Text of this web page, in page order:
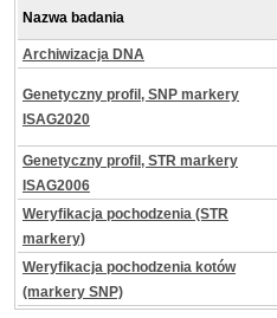
Nazwa badania
Archiwizacja DNA
Genetyczny profil, SNP markery
ISAG2020
Genetyczny profil, STR markery
ISAG2006
Weryfikacja pochodzenia (STR
markery)
Weryfikacja pochodzenia kotów
(markery SNP)